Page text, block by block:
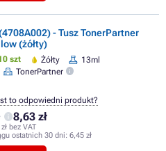
- Tusz TonerPartner
(żółty)
szt Żółty
13ml
TonerPartner
8,63 zł
bez VAT
ostatnich 30 dni: 6,45 zł
to odpowiedni produkt?